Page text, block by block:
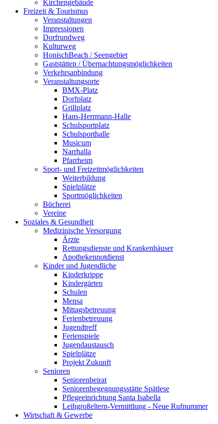
Kirchengebäude
Freizeit & Tourismus
Veranstaltungen
Impressionen
Dorfrundweg
Kulturweg
HonischBeach / Seengebiet
Gaststätten / Übernachtungsmöglichkeiten
Verkehrsanbindung
Veranstaltungsorte
BMX-Platz
Dorfplatz
Grillplatz
Hans-Herrmann-Halle
Schulsportplatz
Schulsporthalle
Musicum
Narrhalla
Pfarrheim
Sport- und Freizeitmöglichkeiten
Weiterbildung
Spielplätze
Sportmöglichkeiten
Bücherei
Vereine
Soziales & Gesundheit
Medizinische Versorgung
Ärzte
Rettungsdienste und Krankenhäuser
Apothekennotdienst
Kinder und Jugendliche
Kinderkrippe
Kindergärten
Schulen
Mensa
Mittagsbetreuung
Ferienbetreuung
Jugendtreff
Ferienspiele
Jugendaustausch
Spielplätze
Projekt Zukunft
Senioren
Seniorenbeirat
Seniorenbegegnungsstätte Spätlese
Pflegeeinrichtung Santa Isabella
Leihgroßeltern-Vermittlung - Neue Rufnummer
Wirtschaft & Gewerbe